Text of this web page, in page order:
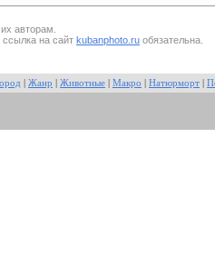
авторам.
на сайт kubanphoto.ru обязательна.
Жанр Животные Макро Натюрморт